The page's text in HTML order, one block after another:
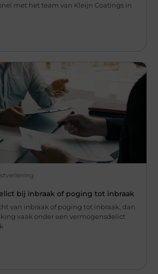
met het team van Kleijn Coatings in
bij inbraak of poging tot inbraak
van inbraak of poging tot inbraak, dan
vaak onder een vermogensdelict